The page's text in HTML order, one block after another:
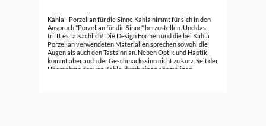
Kahla - Porzellan für die Sinne Kahla nimmt für sich in den
Anspruch "Porzellan für die Sinne" herzustellen. Und das
trifft es tatsächlich! Die Design Formen und die bei Kahla
Porzellan verwendeten Materialien sprechen sowohl die
Augen als auch den Tastsinn an. Neben Optik und Haptik
kommt aber auch der Geschmackssinn nicht zu kurz. Seit der
Übernahme der von Kahla, durch einen ehemaligen